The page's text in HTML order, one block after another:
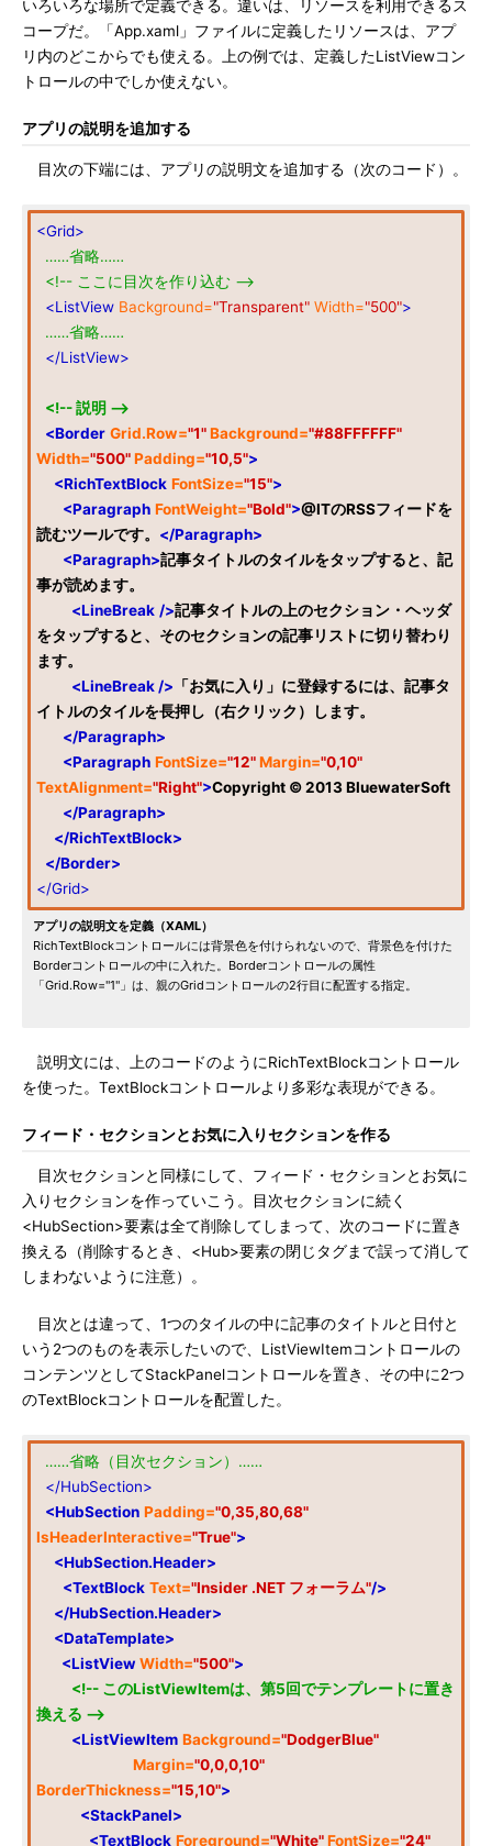
いろいろな場所で定義できる。違いは、リソースを利用できるス
コープだ。「App.xaml」ファイルに定義したリソースは、アプ
リ内のどこからでも使える。上の例では、定義したListViewコン
トロールの中でしか使えない。
アプリの説明を追加する
目次の下端には、アプリの説明文を追加する（次のコード）。
<Grid>
……省略……
<!-- ここに目次を作り込む -->
<ListView Background="Transparent" Width="500">
……省略……
</ListView>
<!-- 説明 -->
<Border Grid.Row="1"Background="#88FFFFFF"
Width="500"Padding="10,5">
<RichTextBlock FontSize="15">
<Paragraph FontWeight="Bold">@ITのRSSフィードを
読むツールです。 </Paragraph>
<Paragraph>記事タイトルのタイルをタップすると、記
事が読めます。
<LineBreak />記事タイトルの上のセクション・ヘッダ
をタップすると、そのセクションの記事リストに切り替わり
ます。
<LineBreak /> 「お気に入り」に登録するには、記事タ
イトルのタイルを長押し（右クリック）します。
</Paragraph>
<Paragraph FontSize="12"Margin="0,10"
TextAlignment="Right">Copyright © 2013 BluewaterSoft
</Paragraph>
</RichTextBlock>
</Border>
</Grid>
アプリの説明文を定義（XAML）
RichTextBlockコントロールには背景色を付けられないので、背景色を付けた
Borderコントロールの中に入れた。Borderコントロールの属性
「Grid.Row="1"」は、親のGridコントロールの2行目に配置する指定。
説明文には、上のコードのようにRichTextBlockコントロール
を使った。TextBlockコントロールより多彩な表現ができる。
フィード・セクションとお気に入りセクションを作る
目次セクションと同様にして、フィード・セクションとお気に
入りセクションを作っていこう。目次セクションに続く
<HubSection>要素は全て削除してしまって、次のコードに置き
換える（削除するとき、<Hub>要素の閉じタグまで誤って消して
しまわないように注意）。
目次とは違って、1つのタイルの中に記事のタイトルと日付と
いう2つのものを表示したいので、ListViewItemコントロールの
コンテンツとしてStackPanelコントロールを置き、その中に2つ
のTextBlockコントロールを配置した。
……省略（目次セクション）……
</HubSection>
<HubSection Padding="0,35,80,68"
IsHeaderInteractive="True">
<HubSection.Header>
<TextBlock Text="Insider .NET フォーラム"/>
</HubSection.Header>
<DataTemplate>
<ListView Width="500">
<!-- このListViewItemは、第5回でテンプレートに置き
換える -->
<ListViewItem Background="DodgerBlue"
Margin="0,0,0,10"
BorderThickness="15,10">
<StackPanel>
<TextBlock Foreground="White"FontSize="24"